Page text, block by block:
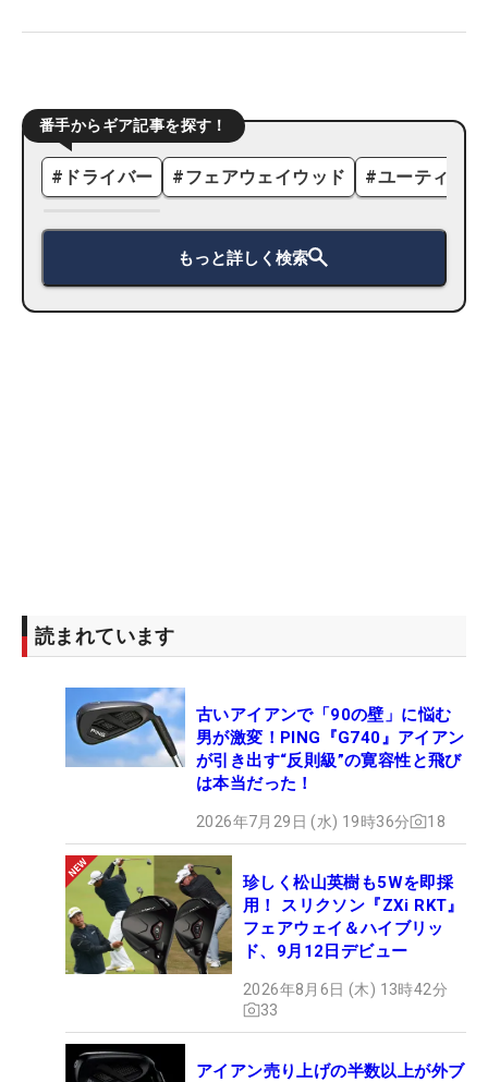
番手からギア記事を探す！
# ドライバー #フェアウェイウッド #ユーティリ
もっと詳しく検索
読まれています
古いアイアンで「90の壁」に悩む
男が激変！PING『G740』アイアン
が引き出す“反則級”の寛容性と飛び
は本当だった！
2026年7月29日 (水) 19時36分 18
珍しく松山英樹も5Wを即採
用！ スリクソン『ZXi RKT』
フェアウェイ＆ハイブリッ
ド、9月12日デビュー
2026年8月6日 (木) 13時42分
33
アイアン売り上げの半数以上が外ブ